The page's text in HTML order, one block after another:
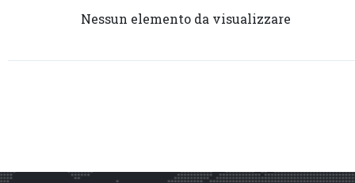
Nessun elemento da visualizzare